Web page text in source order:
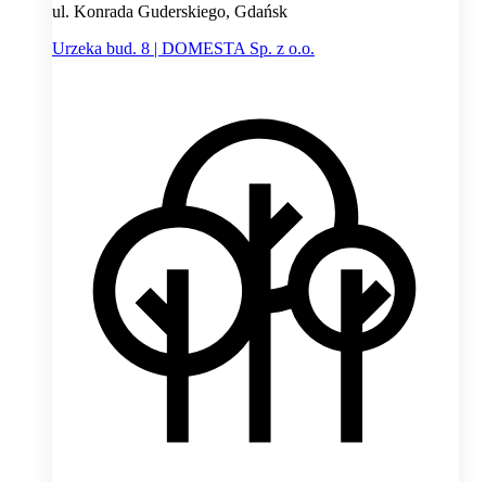
ul. Konrada Guderskiego, Gdańsk
Urzeka bud. 8 | DOMESTA Sp. z o.o.